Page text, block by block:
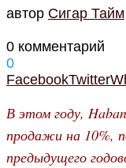
автор Cигар Тайм
0 комментарий
0
FacebookTwitter
В этом году,
продажи на 10%,
предыдущего